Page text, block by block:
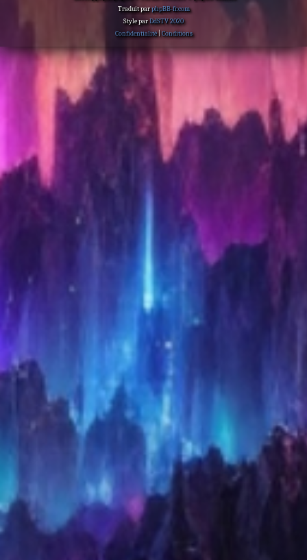
Traduit parphpBB-fr.com
Style parDdSTV 2020
Confidentialité| Conditions